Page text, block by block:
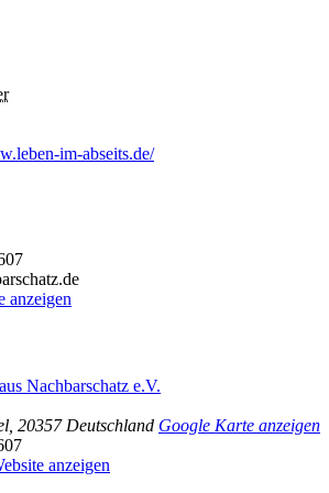
im-abseits.de/
anzeigen
Nachbarschatz e.V.
20357 Deutschland Google Karte anzeigen
anzeigen